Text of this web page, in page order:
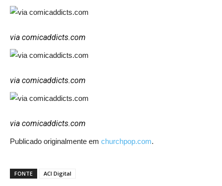
via comicaddicts.com
via comicaddicts.com
via comicaddicts.com
Publicado originalmente em churchpop.com.
FONTE ACI Digital